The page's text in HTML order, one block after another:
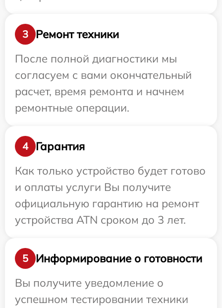
3
Ремонт техники
После полной диагностики мы
согласуем с вами окончательный
расчет, время ремонта и начнем
ремонтные операции.
4
Гарантия
Как только устройство будет готово
и оплаты услуги Вы получите
официальную гарантию на ремонт
устройства ATN сроком до 3 лет.
5
Информирование о готовности
Вы получите уведомление о
успешном тестировании техники